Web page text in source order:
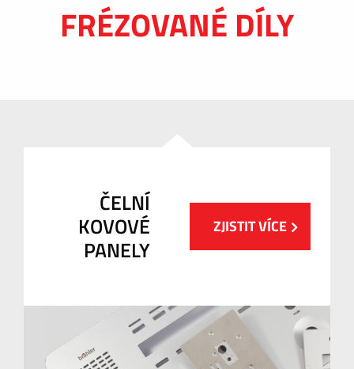
FRÉZOVANÉ DÍLY
ČELNÍ
KOVOVÉ
PANELY
ZJISTIT VÍCE